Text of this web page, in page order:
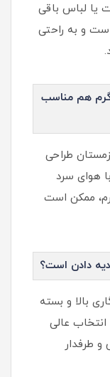
یا لباس باقی
است و به راحتی
گرم هم مناسب
طراحی
هوای سرد
ممکن است
دادن است؟
بالا و بسته
عالی
طرفدار